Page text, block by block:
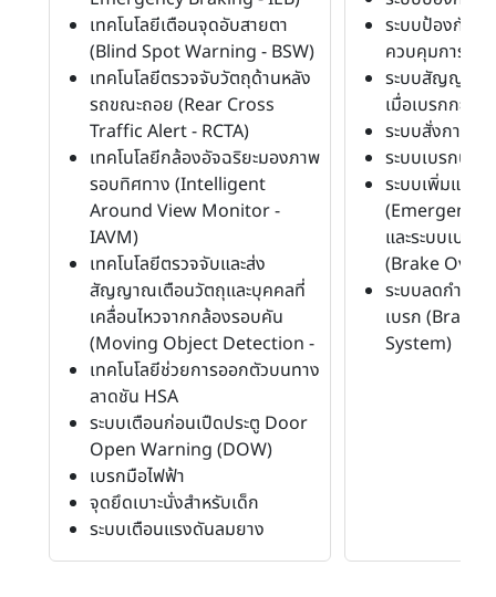
เทคโนโลยีเตือนจุดอับสายตา
(Blind Spot Warning - BSW)
เทคโนโลยีตรวจจับวัตถุด้านหลัง
รถขณะถอย (Rear Cross
Traffic Alert - RCTA)
เทคโนโลยีกล้องอัจฉริยะมองภาพ
รอบทิศทาง (Intelligent
Around View Monitor -
IAVM)
เทคโนโลยีตรวจจับและส่ง
สัญญาณเตือนวัตถุและบุคคลที่
เคลื่อนไหวจากกล้องรอบคัน
(Moving Object Detection -
เทคโนโลยีช่วยการออกตัวบนทาง
ลาดชัน HSA
ระบบเตือนก่อนเปืดประตู Door
Open Warning (DOW)
เบรกมือไฟฟ้า
จุดยึดเบาะนั่งสำหรับเด็ก
ระบบเตือนแรงดันลมยาง
ระบบป้องกันล้
ควบคุมการลื่น
ระบบสัญญาณ
เมื่อเบรกกะทัน
ระบบสั่งการด้ว
ระบบเบรกป้อ
ระบบเพิ่มแรงเ
(Emergency
และระบบเบรก
(Brake
ระบบลดกำลัง
เบรก (Brake
System)